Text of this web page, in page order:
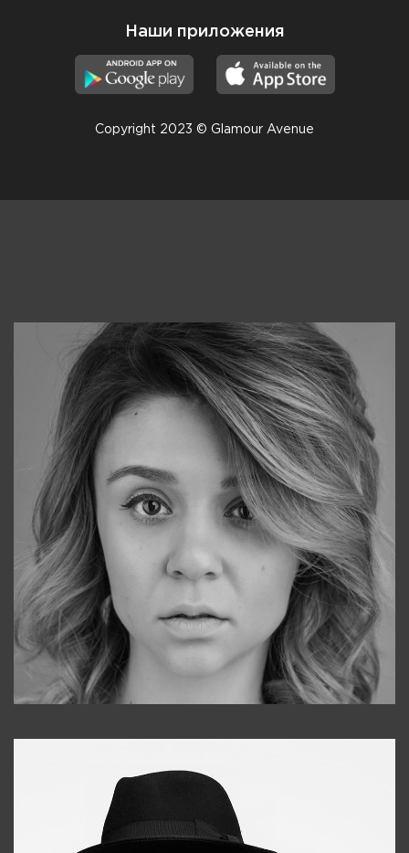
Наши приложения
Copyright 2023 © Glamour Avenue